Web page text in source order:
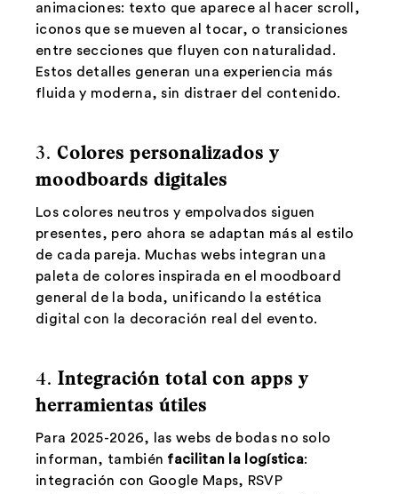
animaciones: texto que aparece al hacer scroll,
iconos que se mueven al tocar, o transiciones
entre secciones que fluyen con naturalidad.
Estos detalles generan una experiencia más
fluida y moderna, sin distraer del contenido.
3. Colores personalizados y
moodboards digitales
Los colores neutros y empolvados siguen
presentes, pero ahora se adaptan más al estilo
de cada pareja. Muchas webs integran una
paleta de colores inspirada en el moodboard
general de la boda, unificando la estética
digital con la decoración real del evento.
4. Integración total con apps y
herramientas útiles
Para 2025-2026, las webs de bodas no solo
informan, también facilitan la logística:
integración con Google Maps, RSVP